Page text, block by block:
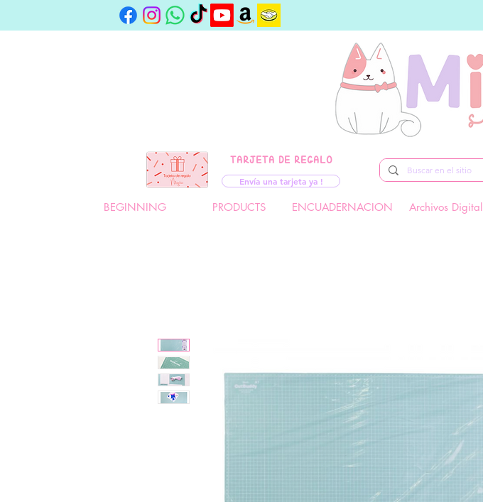
TARJETA DE REGALO
Envía una tarjeta ya !
BEGINNING PRODUCTS ENCUADERNACION Archivos Digital